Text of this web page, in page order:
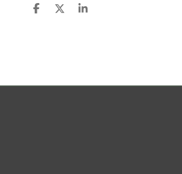
D
D
S